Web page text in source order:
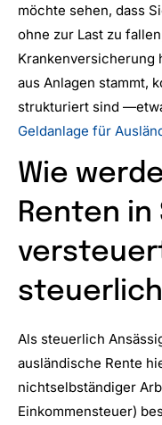
möchte sehen, dass
ohne zur Last zu
Krankenversicherung
aus Anlagen stammt,
strukturiert sind
Geldanlage für
Wie
Renten in
Als steuerlich
ausländische Rente
nichtselbständiger
Einkommensteuer)